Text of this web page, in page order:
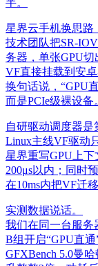
半。
星界云手机换思路
技术团队把SR-
务器，单张GPU切
VF直接挂载到安卓
换句话说，“GPU
而是PCIe级裸设备
自研驱动调度器是
Linux主线VF驱动
星界重写GPU上
200μs以内；同时
在10ms内把VF迁
实测数据说话。
我们在同一台服务
B组开启“GPU直通”
GFXBench 5.0曼